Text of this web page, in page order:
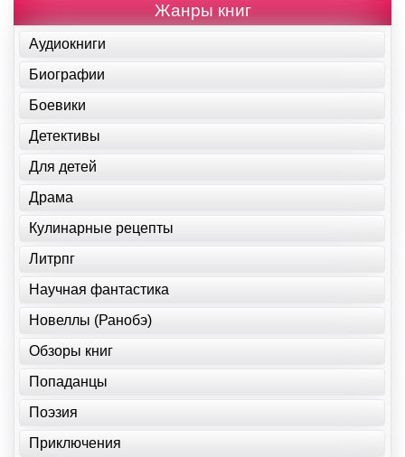
Жанры книг
Аудиокниги
Биографии
Боевики
Детективы
Для детей
Драма
Кулинарные рецепты
Литрпг
Научная фантастика
Новеллы (Ранобэ)
Обзоры книг
Попаданцы
Поэзия
Приключения